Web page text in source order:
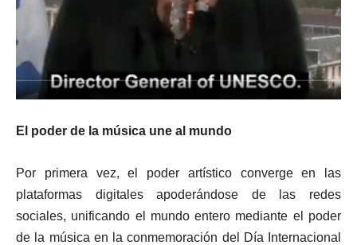
El poder de la música une al mundo
Por primera vez, el poder artístico converge en las
plataformas digitales apoderándose de las redes
sociales, unificando el mundo entero mediante el poder
de la música en la conmemoración del Día Internacional